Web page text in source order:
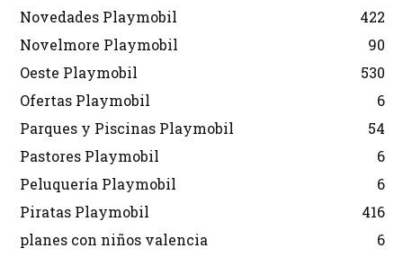
Novedades Playmobil
422
Novelmore Playmobil
90
Oeste Playmobil
530
Ofertas Playmobil
6
Parques y Piscinas Playmobil
54
Pastores Playmobil
6
Peluquería Playmobil
6
Piratas Playmobil
416
planes con niños valencia
6